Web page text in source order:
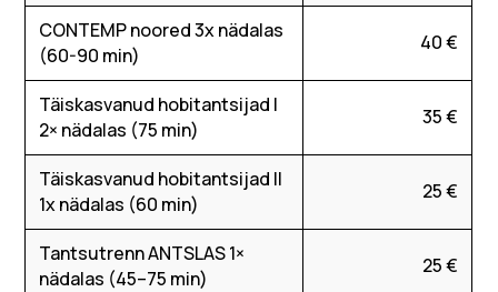
CONTEMP noored 3x nädalas
(60-90 min)
40 €
Täiskasvanud hobitantsijad I
2× nädalas (75 min)
35 €
Täiskasvanud hobitantsijad II
1x nädalas (60 min)
25 €
Tantsutrenn ANTSLAS 1×
nädalas (45–75 min)
25 €